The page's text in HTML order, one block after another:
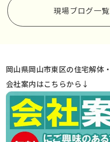
現場ブログ一
岡山県岡山市東区の住宅解体
会社案内はこちらから↓